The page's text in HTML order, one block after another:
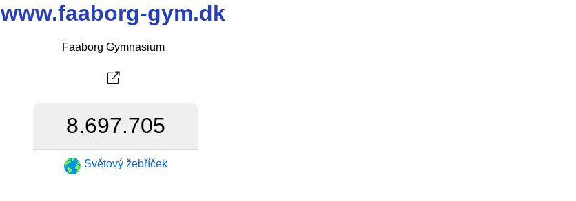
www.faaborg-gym.dk
Faaborg Gymnasium
8.697.705
Světový žebříček